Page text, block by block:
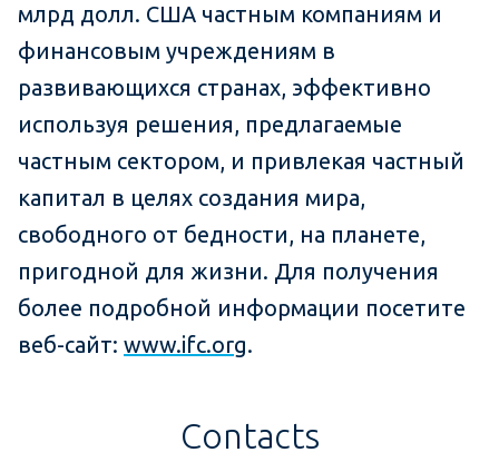
млрд долл. США частным компаниям и
финансовым учреждениям в
развивающихся странах, эффективно
используя решения, предлагаемые
частным сектором, и привлекая частный
капитал в целях создания мира,
свободного от бедности, на планете,
пригодной для жизни. Для получения
более подробной информации посетите
веб-сайт: www.ifc.org.
Contacts